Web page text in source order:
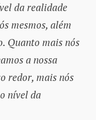
da realidade
mesmos, além
Quanto mais nós
a nossa
redor, mais nós
nível da